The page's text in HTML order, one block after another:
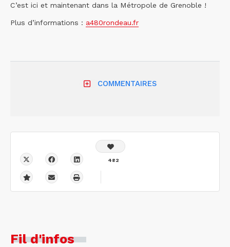
C’est ici et maintenant dans la Métropole de Grenoble !
Plus d’informations : a480rondeau.fr
COMMENTAIRES
482
Fil d'infos